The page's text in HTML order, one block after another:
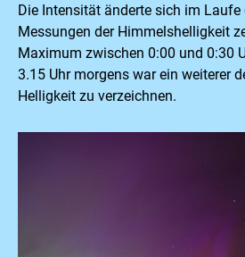
Die Intensität änderte sich im Laufe
Messungen der Himmelshelligkeit
Maximum zwischen 0:00 und 0:30
3.15 Uhr morgens war ein weiterer
Helligkeit zu verzeichnen.